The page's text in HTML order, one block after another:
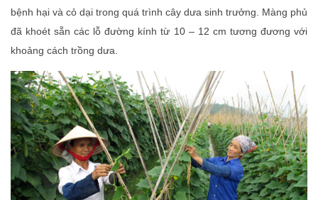
bệnh hại và cỏ dại trong quá trình cây dưa sinh trưởng. Màng phủ
đã khoét sẵn các lỗ đường kính từ 10 – 12 cm tương đương với
khoảng cách trồng dưa.